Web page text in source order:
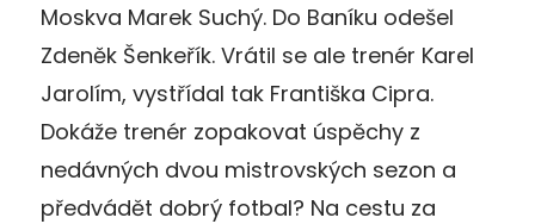
Moskva Marek Suchý. Do Baníku odešel
Zdeněk Šenkeřík. Vrátil se ale trenér Karel
Jarolím, vystřídal tak Františka Cipra.
Dokáže trenér zopakovat úspěchy z
nedávných dvou mistrovských sezon a
předvádět dobrý fotbal? Na cestu za